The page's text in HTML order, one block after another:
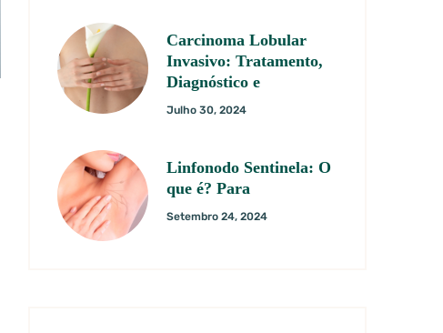
Carcinoma Lobular
Invasivo: Tratamento,
Diagnóstico e
Julho 30, 2024
Linfonodo Sentinela: O
que é? Para
Setembro 24, 2024